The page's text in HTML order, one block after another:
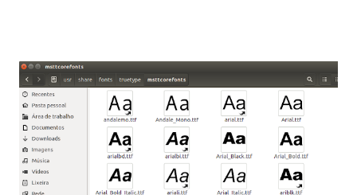
que contém essas fontes. Ao instalar o GNU/Linux abra o
terminal e execute o comando: $ sudo apt-get install ttf-
mscorefonts-installer Leia os termos de uso e avance
clicando em “Ok” Agora aceite os termos de uso clicando
em “Sim” Pronto agora abra o LibreOffice e veja se as
fontes Times New Roman, Arial estão instaladas. Caso